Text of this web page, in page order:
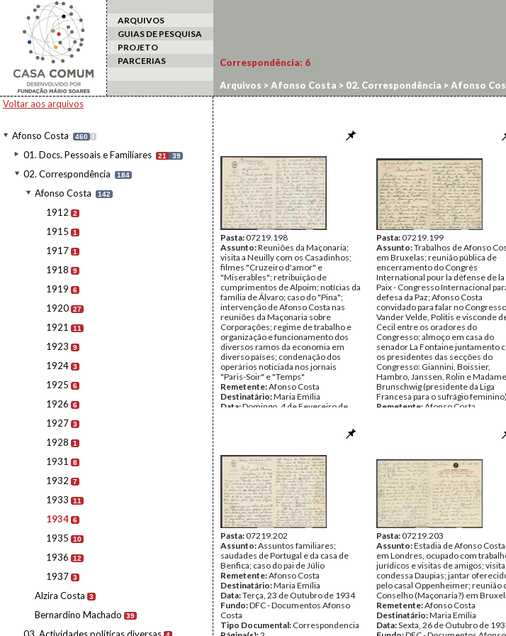
ARQUIVOS
GUIAS DE PESQUISA
PROJETO
PARCERIAS
Voltar aos arquivos
Afonso Costa 460 I
01. Docs. Pessoais e Familiares 21 39
02. Correspondência 184
Afonso Costa 142
1912 2
1915 1
1917 1
1918 9
1919 6
1920 27
1921 11
1923 9
1924 3
1925 6
1926 6
1927 3
1928 1
1931 8
1932 7
1933 11
1934 6
1935 10
1936 12
1937 3
Alzira Costa 3
Bernardino Machado 39
Correspondência: 6
Arquivos >Afonso Costa > 02. Correspondência >Afonso
Pasta:07219.198
Assunto:Reuniões da Maçonaria;
visita a Neuilly com os Casadinhos;
filmes "Cruzeiro d'amor" e
"Miserables"; retribuição de
cumprimentos de Alpoim; notícias da
família de Álvaro; caso do "Pina";
intervenção de Afonso Costa nas
reuniões da Maçonaria sobre
Corporações; regime de trabalho e
organização e funcionamento dos
diversos ramos da economia em
diverso países; condenação dos
operários noticiada nos jornais
"Paris-Soir" e "Temps"
Remetente:Afonso Costa
Destinatário:Maria Emília
Data:Domingo, 4 de Fevereiro de
Página(s):4
Pasta:07219.199
Assunto:Trabalhos de Afonso
em Bruxelas; reunião pública de
encerramento do Congrès
International pour la défense de la
Paix - Congresso Internacional
defesa da Paz; Afonso Costa
convidado para falar no
Vander Velde, Politis e visconde
Cecil entre os oradores do
Congresso; almoço em casa do
senador La Fontaine juntamento
os presidentes das secções do
Congresso: Giannini, Boissier,
Hambro, Janssen, Rolin e Madame
Brunschwig (presidente da Liga
Francesa para o sufrágio feminino)
Remetente: Afonso Costa
Tipo Documental:
Página(s):2
Pasta:07219.202
Assunto:Assuntos familiares;
saudades de Portugal e da casa de
Benfica; caso do pai de Júlio
Remetente:Afonso Costa
Destinatário:Maria Emília
Data:Terça, 23 de Outubro de 1934
Fundo:DFC - Documentos Afonso
Costa
Tipo Documental: Correspondencia
Pasta:07219.203
Assunto:Estadia de Afonso Costa
em Londres, ocupado com
jurídicos e visitas de amigos; visita
condessa Daupias; jantar
pelo casal Oppenheimer; reunião
Conselho (Maçonaria?) em
Remetente:Afonso Costa
Destinatário:Maria Emília
Data:Sexta, 26 de Outubro de